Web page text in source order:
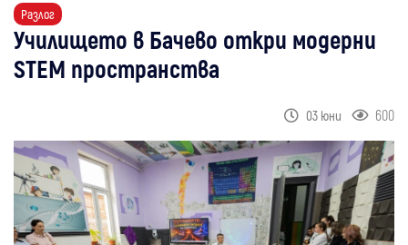
Разлог
Училището в Бачево откри модерни
STEM пространства
03 юни 600